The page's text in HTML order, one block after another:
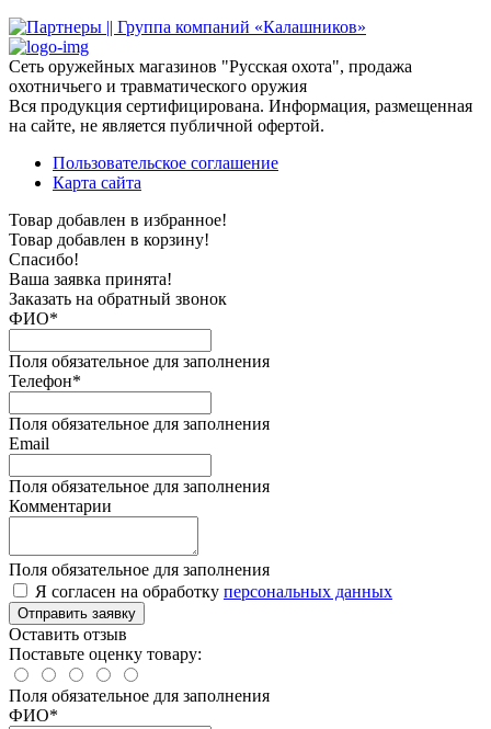
Сеть оружейных магазинов "Русская охота", продажа
охотничьего и травматического оружия
Вся продукция сертифицирована. Информация, размещенная
на сайте, не является публичной офертой.
Пользовательское соглашение
Карта сайта
Товар добавлен в избранное!
Товар добавлен в корзину!
Спасибо!
Ваша заявка принята!
Заказать на обратный звонок
ФИО*
Поля обязательное для заполнения
Телефон*
Поля обязательное для заполнения
Email
Поля обязательное для заполнения
Комментарии
Поля обязательное для заполнения
Я согласен на обработку персональных данных
Отправить заявку
Оставить отзыв
Поставьте оценку товару:
Поля обязательное для заполнения
ФИО*